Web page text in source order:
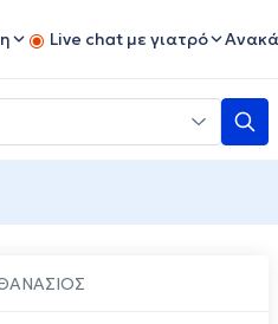
Live chat με γιατρό